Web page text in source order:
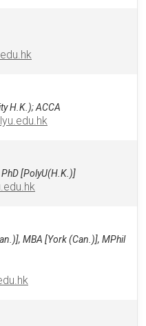
H.K.); ACCA
[PolyU(H.K.)]
MBA [York (Can.)], MPhil